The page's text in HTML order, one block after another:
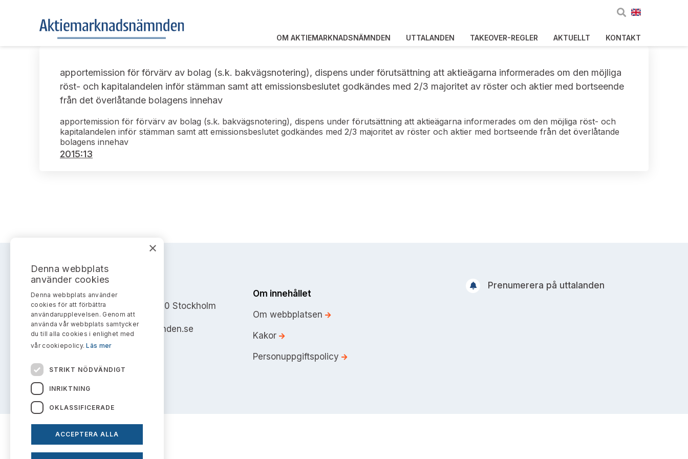
OM AKTIEMARKNADSNÄMNDEN UTTALANDEN TAKEOVER-REGLER AKTUELLT KONTAKT
apportemission för förvärv av bolag (s.k. bakvägsnotering), dispens under förutsättning att aktieägarna informerades om den möjliga
röst- och kapitalandelen inför stämman samt att emissionsbeslutet godkändes med 2/3 majoritet av röster och aktier med bortseende
från det överlåtande bolagens innehav
apportemission för förvärv av bolag (s.k. bakvägsnotering), dispens under förutsättning att aktieägarna informerades om den möjliga röst- och
kapitalandelen inför stämman samt att emissionsbeslutet godkändes med 2/3 majoritet av röster och aktier med bortseende från det överlåtande
bolagens innehav
2015:13
AKTIEMARKNADSNÄMNDEN
Address: Box 7354, 103 90 Stockholm
info@aktiemarknadsnamnden.se
Om innehållet
Om webbplatsen
Kakor
Personuppgiftspolicy
Prenumerera på uttalanden
×
Denna webbplats
använder cookies
Denna webbplats använder
cookies för att förbättra
användarupplevelsen. Genom att
använda vår webbplats samtycker
du till alla cookies i enlighet med
vår cookiepolicy.Läs mer
STRIKT NÖDVÄNDIGT
INRIKTNING
OKLASSIFICERADE
ACCEPTERA ALLA